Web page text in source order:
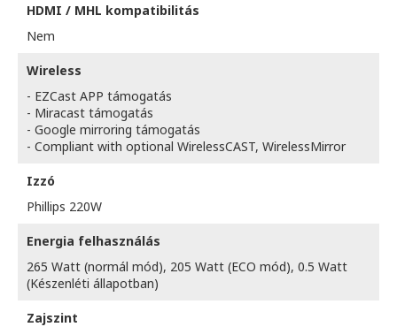
HDMI / MHL kompatibilitás
Nem
Wireless
- EZCast APP támogatás
- Miracast támogatás
- Google mirroring támogatás
- Compliant with optional WirelessCAST, WirelessMirror
Izzó
Phillips 220W
Energia felhasználás
265 Watt (normál mód), 205 Watt (ECO mód), 0.5 Watt
(Készenléti állapotban)
Zajszint